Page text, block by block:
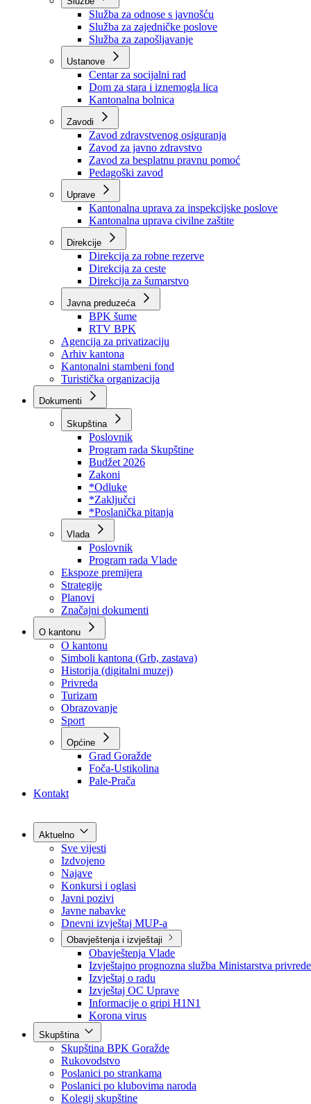
Organizacije
Službe
Služba za odnose s javnošću
Služba za zajedničke poslove
Služba za zapošljavanje
Ustanove
Centar za socijalni rad
Dom za stara i iznemogla lica
Kantonalna bolnica
Zavodi
Zavod zdravstvenog osiguranja
Zavod za javno zdravstvo
Zavod za besplatnu pravnu pomoć
Pedagoški zavod
Kantonalna uprava za inspekcijske poslove
Kantonalna uprava civilne zaštite
Direkcije
Direkcija za robne rezerve
Direkcija za ceste
Direkcija za šumarstvo
Javna preduzeća
BPK šume
RTV BPK
Agencija za privatizaciju
Arhiv kantona
Kantonalni stambeni fond
Turistička organizacija
Dokumenti
Skupština
Poslovnik
Program rada Skupštine
Budžet 2026
Zakoni
*Odluke
*Zaključci
*Poslanička pitanja
Vlada
Poslovnik
Program rada Vlade
Ekspoze premijera
Strategije
Planovi
Značajni dokumenti
O kantonu
O kantonu
Simboli kantona (Grb, zastava)
Historija (digitalni muzej)
Privreda
Turizam
Obrazovanje
Sport
Općine
Kontakt
Aktuelno
Sve vijesti
Izdvojeno
Najave
Konkursi i oglasi
Javni pozivi
Javne nabavke
Dnevni izvještaj MUP-a
Obavještenja i izvještaji
Obavještenja Vlade
Izvještajno prognozna služba Ministarstva privrede
Izvještaj o radu
Izvještaj OC Uprave
Informacije o gripi H1N1
Korona virus
Skupština
Skupština BPK Goražde
Rukovodstvo